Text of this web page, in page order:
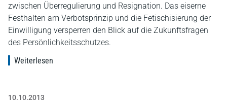
zwischen Überregulierung und Resignation. Das eiserne
Festhalten am Verbotsprinzip und die Fetischisierung der
Einwilligung versperren den Blick auf die Zukunftsfragen
des Persönlichkeitsschutzes.
Weiterlesen
10.10.2013